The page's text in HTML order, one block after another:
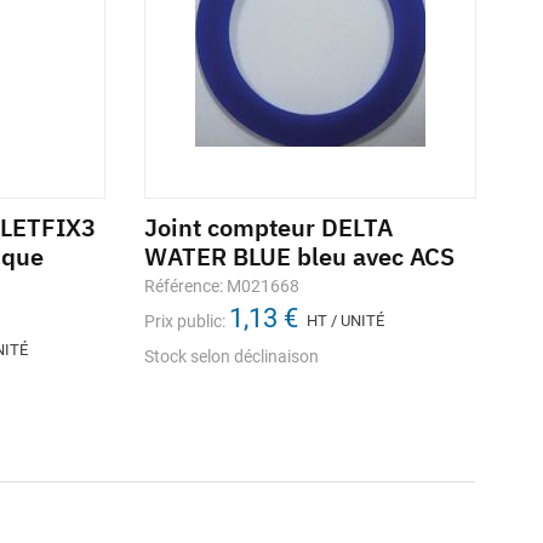
Embase tabernacle PVC pour
robinet DN20 YACUO 5488
Référence: 973457
Prix public: 17,59 € HT / UNITÉ
stocks / disponibilité
Joint compteur DELTA
WATER BLUE bleu avec ACS
Référence: M021668
Prix public: 1,13 € HT / UNITÉ
Stock selon déclinaison